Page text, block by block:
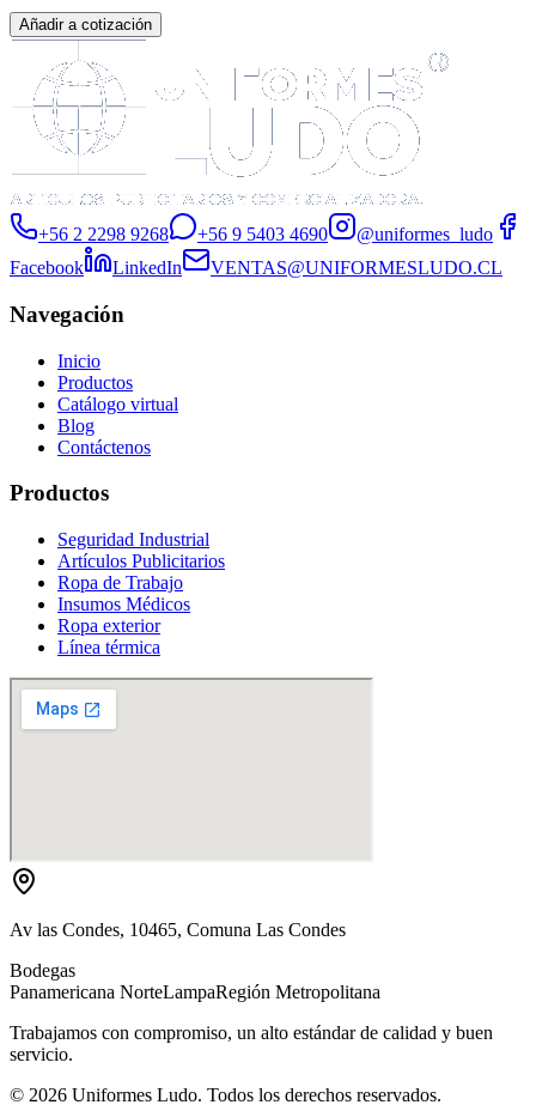
Añadir a cotización
+56 2 2298 9268 +56 9 5403 4690
@uniformes_ludo
Facebook
LinkedIn VENTAS@UNIFORMESLUDO.CL
Navegación
Inicio
Productos
Catálogo virtual
Blog
Contáctenos
Productos
Seguridad Industrial
Artículos Publicitarios
Ropa de Trabajo
Insumos Médicos
Ropa exterior
Línea térmica
Av las Condes, 10465, Comuna Las Condes
Bodegas
Panamericana NorteLampaRegión Metropolitana
Trabajamos con compromiso, un alto estándar de calidad y buen
servicio.
© 2026 Uniformes Ludo. Todos los derechos reservados.